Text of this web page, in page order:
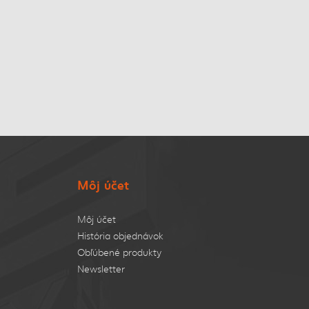
Môj účet
Môj účet
História objednávok
Obľúbené produkty
Newsletter